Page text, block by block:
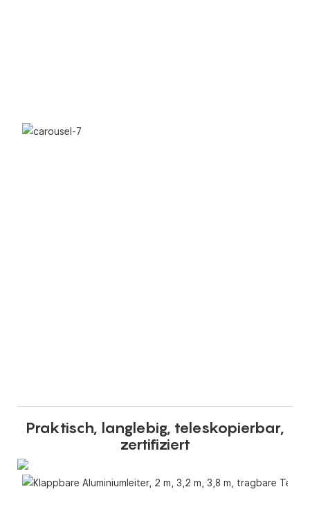
Praktisch, langlebig, teleskopierbar,
zertifiziert